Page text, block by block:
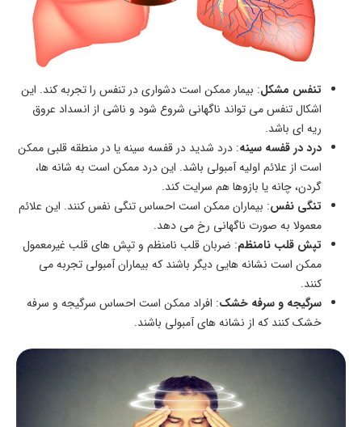
تنفس مشکل: بیمار ممکن است دشواری در تنفس را تجربه کند. این
اشکال تنفس می‌ تواند ناگهانی شروع شود و ناشی از انسداد عروق
ریه‌ ای باشد.
درد در قفسه سینه: درد شدید در قفسه سینه یا در منطقه قلبی ممکن
است از علائم اولیه آمبولی باشد. این درد ممکن است به شانه‌ ها،
گردن، چانه یا بازوها هم سرایت کند.
تنگی نفس: بیماران ممکن است احساس تنگی نفس کنند. این علائم
معمولا به صورت ناگهانی رخ می دهد.
تپش قلب نامنظم: ضربان قلب نامنظم و تپش‌ های قلب غیرمعمول
ممکن است نشانه‌ هایی دیگر باشند که بیماران آمبولی تجربه می‌
کنند.
سرگیجه و سرفه خشک: افراد ممکن است احساس سرگیجه و سرفه
خشک کنند که از نشانه ‌های آمبولی باشند.